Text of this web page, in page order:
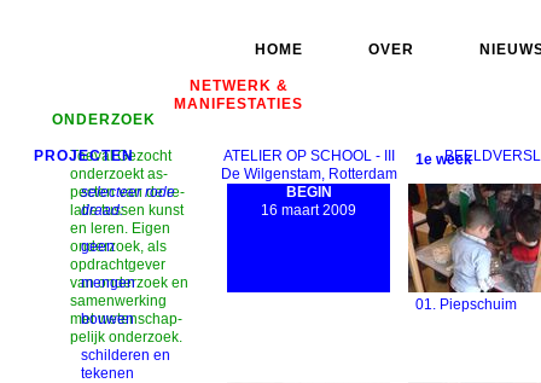
HOME OVER
NETWERK &
MANIFESTATIES
PROJECTEN
ATELIER OP SCHOOL - III
De Wilgenstam, Rotterdam
selecteer rode
draad:
geen
mengen
bouwen
schilderen en
tekenen
BEGIN
16 maart 2009
1e week
01. Piepschuim
ONDERZOEK
Toeval Gezocht
on­der­zoekt as­
pec­ten van de re­
la­tie tus­sen kunst
en le­ren. Ei­gen
on­der­zoek, als
op­dracht­ge­ver
van on­der­zoek en
sa­men­wer­king
met we­ten­schap­
pe­lijk on­der­zoek.